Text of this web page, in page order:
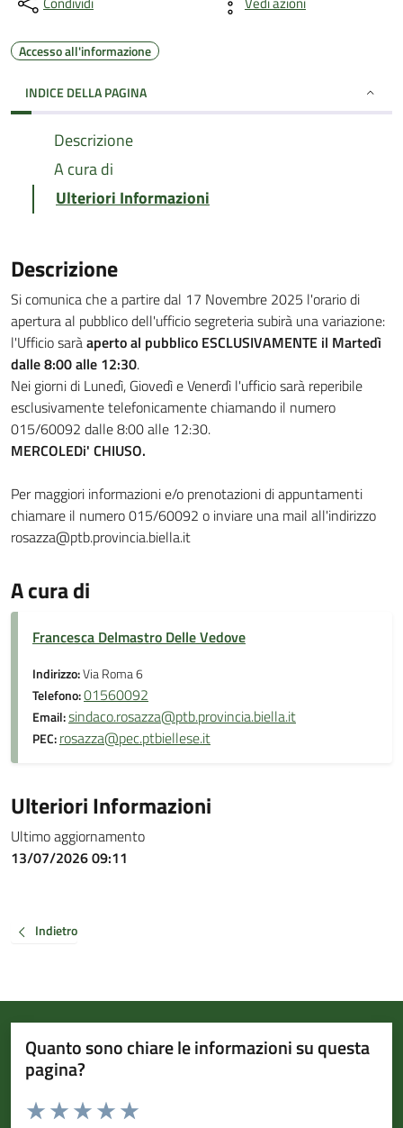
Accesso all'informazione
INDICE DELLA PAGINA
Descrizione
A cura di
Ulteriori Informazioni
Descrizione
Si comunica che a partire dal 17 Novembre 2025 l'orario di
apertura al pubblico dell'ufficio segreteria subirà una variazione:
l'Ufficio saràaperto al pubblico ESCLUSIVAMENTE il Martedì
dalle 8:00 alle 12:30.
Nei giorni di Lunedì, Giovedì e Venerdì l'ufficio sarà reperibile
esclusivamente telefonicamente chiamando il numero
015/60092 dalle 8:00 alle 12:30.
MERCOLEDi' CHIUSO.
Per maggiori informazioni e/o prenotazioni di appuntamenti
chiamare il numero 015/60092 o inviare una mail all'indirizzo
rosazza@ptb.provincia.biella.it
A cura di
Francesca Delmastro Delle Vedove
Indirizzo:Via Roma 6
Telefono:01560092
Email:sindaco.rosazza@ptb.provincia.biella.it
PEC:rosazza@pec.ptbiellese.it
Ulteriori Informazioni
Ultimo aggiornamento
13/07/2026 09:11
Indietro
Quanto sono chiare le informazioni su questa
pagina?
Valuta da 1 a 5 stelle la pagina